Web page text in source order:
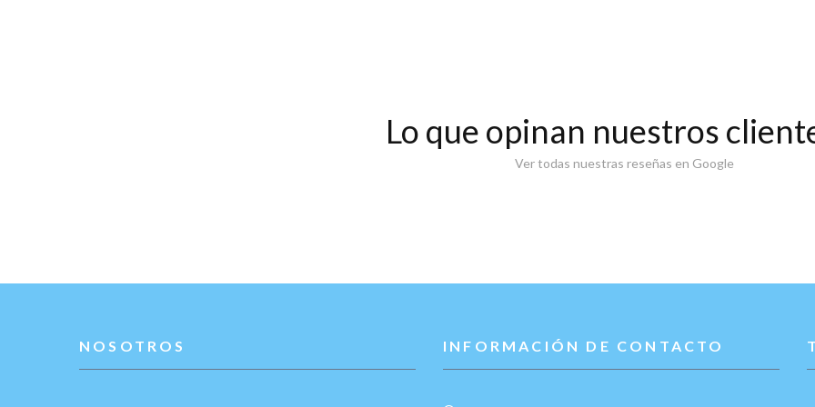
Lo que opinan nuestros
Ver todas nuestras reseñas en Google
NOSOTROS INFORMACIÓN DE CONTACTO